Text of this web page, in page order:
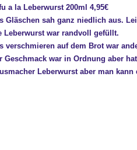
a la Leberwurst 200ml 4,95€
Gläschen sah ganz niedlich aus.
Leberwurst war randvoll gefüllt.
verschmieren auf dem Brot war
Geschmack war in Ordnung aber
Leberwurst aber man